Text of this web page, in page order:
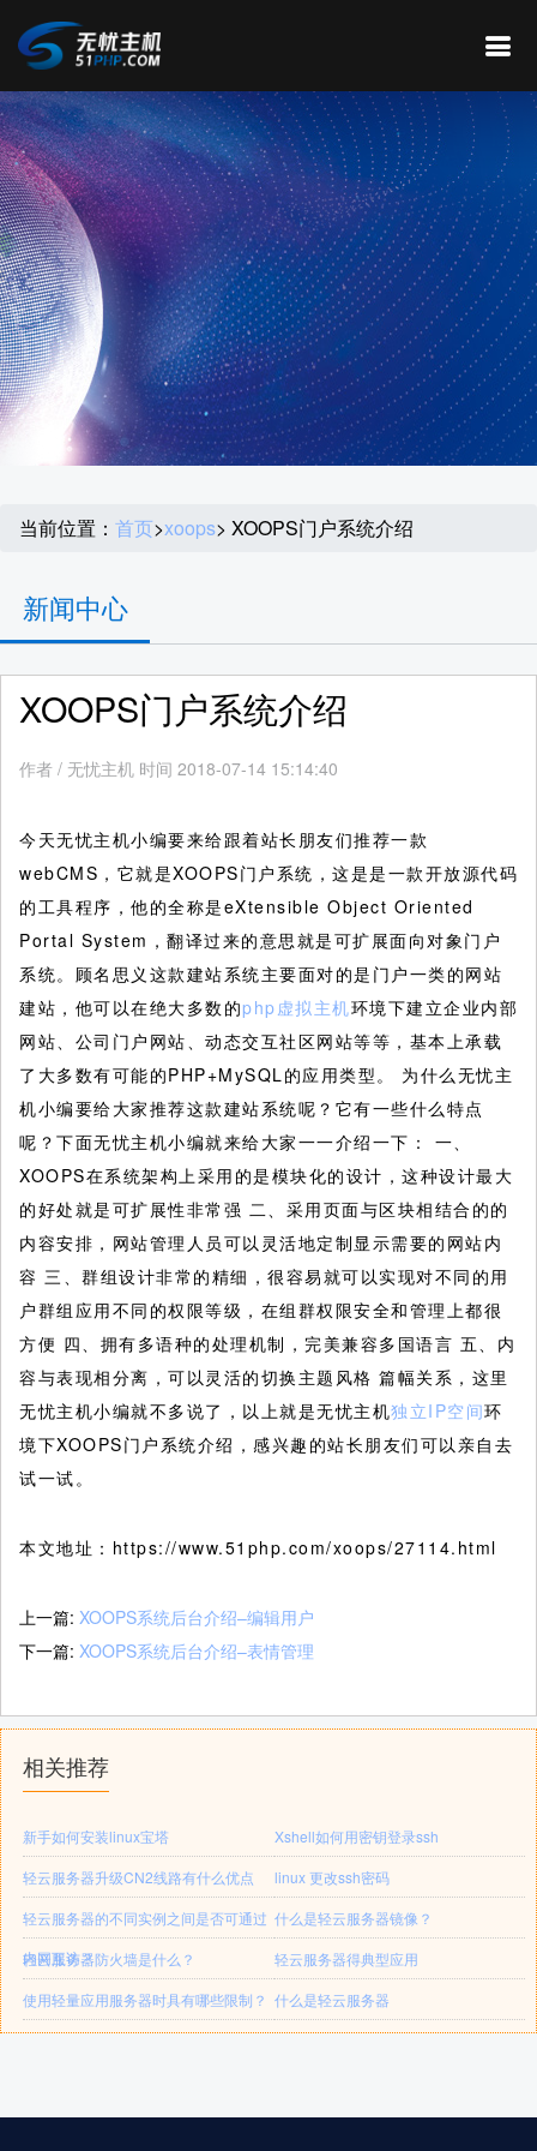
当前位置： 首页>xoops> XOOPS门户系统介绍
新闻中心
XOOPS门户系统介绍
作者 / 无忧主机 时间 2018-07-14 15:14:40
今天无忧主机小编要来给跟着站长朋友们推荐一款
webCMS，它就是XOOPS门户系统，这是是一款开放源代码
的工具程序，他的全称是eXtensible Object Oriented
Portal System，翻译过来的意思就是可扩展面向对象门户
系统。顾名思义这款建站系统主要面对的是门户一类的网站
建站，他可以在绝大多数的php虚拟主机环境下建立企业内部
网站、公司门户网站、动态交互社区网站等等，基本上承载
了大多数有可能的PHP+MySQL的应用类型。
为什么无忧主
机小编要给大家推荐这款建站系统呢？它有一些什么特点
呢？下面无忧主机小编就来给大家一一介绍一下： 一、
XOOPS在系统架构上采用的是模块化的设计，这种设计最大
的好处就是可扩展性非常强 二、采用页面与区块相结合的的
内容安排，网站管理人员可以灵活地定制显示需要的网站内
容 三、群组设计非常的精细，很容易就可以实现对不同的用
户群组应用不同的权限等级，在组群权限安全和管理上都很
方便 四、拥有多语种的处理机制，完美兼容多国语言 五、内
容与表现相分离，可以灵活的切换主题风格 篇幅关系，这里
无忧主机小编就不多说了，以上就是无忧主机独立IP空间环
境下XOOPS门户系统介绍，感兴趣的站长朋友们可以亲自去
试一试。
本文地址：https://www.51php.com/xoops/27114.html
上一篇: XOOPS系统后台介绍–编辑用户
下一篇: XOOPS系统后台介绍–表情管理
相关推荐
新手如何安装linux宝塔
Xshell如何用密钥登录ssh
轻云服务器升级CN2线路有什么优点
linux 更改ssh密码
轻云服务器的不同实例之间是否可通过
内网互访？
什么是轻云服务器镜像？
轻云服务器防火墙是什么？
轻云服务器得典型应用
使用轻量应用服务器时具有哪些限制？ 什么是轻云服务器